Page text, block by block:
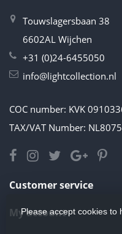
Touwslagersbaan 38
6602AL Wijchen
+31 (0)24-6455050
info@lightcollection.nl
COC number: KVK
TAX/VAT Number:
Customer service
My account
Please accept cookies to